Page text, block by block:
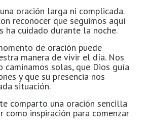
oración larga ni complicada.
reconocer que seguimos aquí
ha cuidado durante la noche.
de oración puede
manera de vivir el día. Nos
caminamos solas, que Dios guía
y que su presencia nos
situación.
comparto una oración sencilla
como inspiración para comenzar